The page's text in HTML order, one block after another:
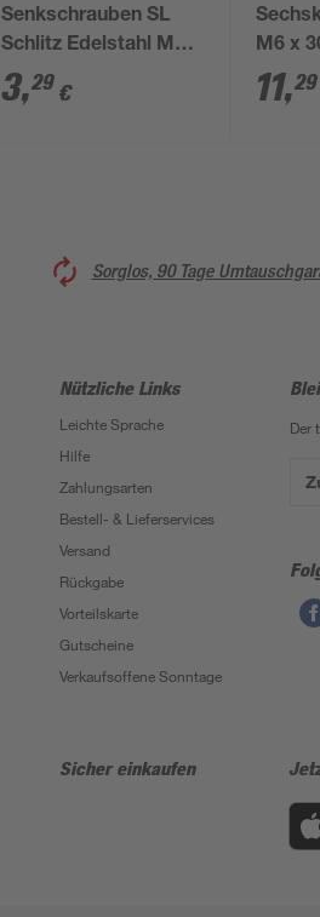
Senkschrauben SL
Schlitz Edelstahl M3 x
16 mm 10 Stück
3,29 €
M6 x
11,29
Sorglos, 90 Tage
Nützliche Links
Leichte Sprache
Hilfe
Zahlungsarten
Bestell- & Lieferservices
Versand
Rückgabe
Vorteilskarte
Gutscheine
Verkaufsoffene Sonntage
Der
Sicher einkaufen